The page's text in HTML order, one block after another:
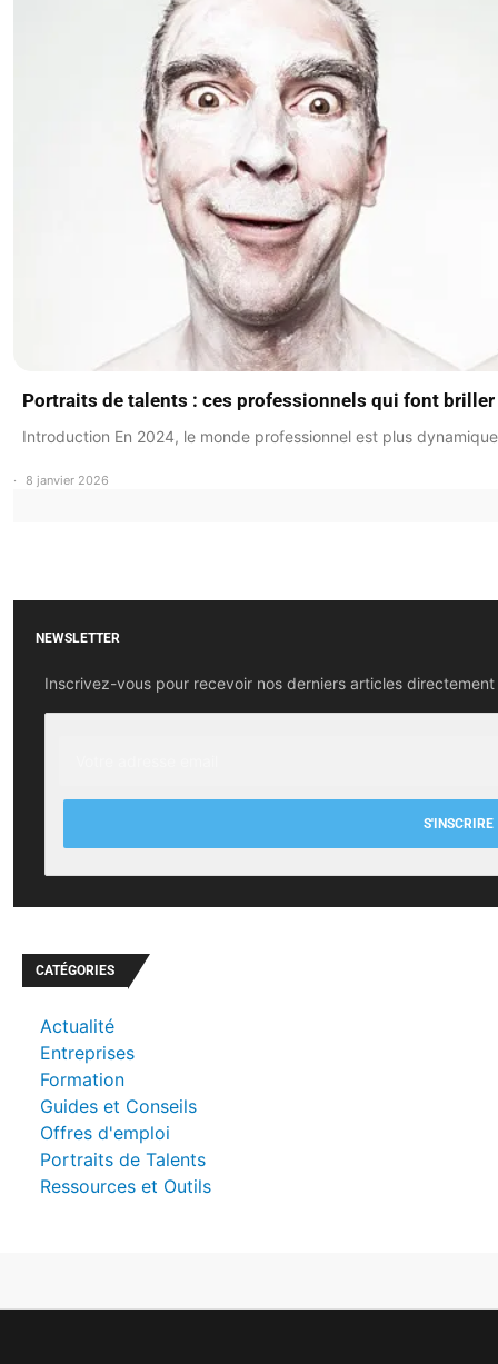
Portraits de talents : ces professionnels qui font
Introduction En 2024, le monde professionnel est plus
8 janvier 2026
NEWSLETTER
Inscrivez-vous pour recevoir nos derniers articles
S'INSCRIRE
CATÉGORIES
Actualité
Entreprises
Formation
Guides et Conseils
Offres d'emploi
Portraits de Talents
Ressources et Outils